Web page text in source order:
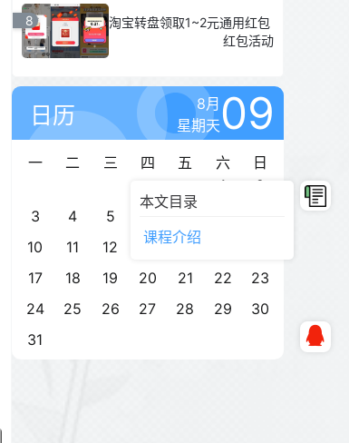
本文目录
课程介绍
8
淘宝转盘领取1~2元通用红包
红包活动
日历
8月
星期天09
一 二 三 四 五 六
日
1
2
3
4 5
10
11 12 13 14
17
18 19 20 21 22
23
24
25 26 27 28 29
30
31